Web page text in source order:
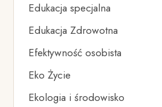
Edukacja specjalna
Edukacja Zdrowotna
Efektywność osobista
Eko Życie
Ekologia i środowisko